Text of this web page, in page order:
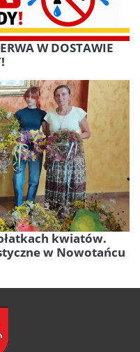
W DOSTAWIE
kwiatów.
w Nowotańcu